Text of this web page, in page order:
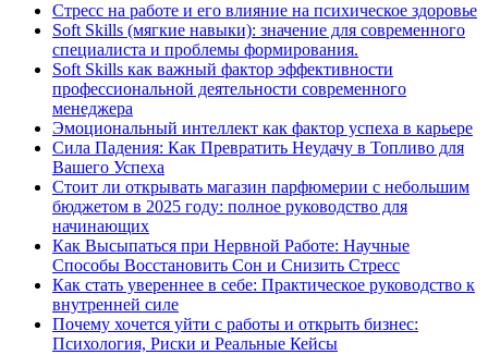
Стресс на работе и его влияние на психическое здоровье
Soft Skills (мягкие навыки): значение для современного
специалиста и проблемы формирования.
Soft Skills как важный фактор эффективности
профессиональной деятельности современного
менеджера
Эмоциональный интеллект как фактор успеха в карьере
Сила Падения: Как Превратить Неудачу в Топливо для
Вашего Успеха
Стоит ли открывать магазин парфюмерии с небольшим
бюджетом в 2025 году: полное руководство для
начинающих
Как Высыпаться при Нервной Работе: Научные
Способы Восстановить Сон и Снизить Стресс
Как стать увереннее в себе: Практическое руководство к
внутренней силе
Почему хочется уйти с работы и открыть бизнес:
Психология, Риски и Реальные Кейсы